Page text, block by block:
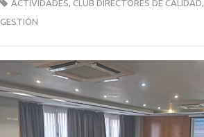
ACTIVIDADES, CLUB DIRECTORES DE CALIDAD,
GESTIÓN